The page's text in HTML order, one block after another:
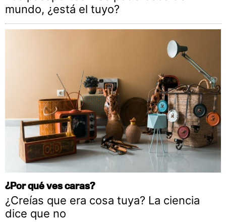
mundo, ¿está el tuyo?
¿Por qué ves caras?
¿Creías que era cosa tuya? La ciencia
dice que no